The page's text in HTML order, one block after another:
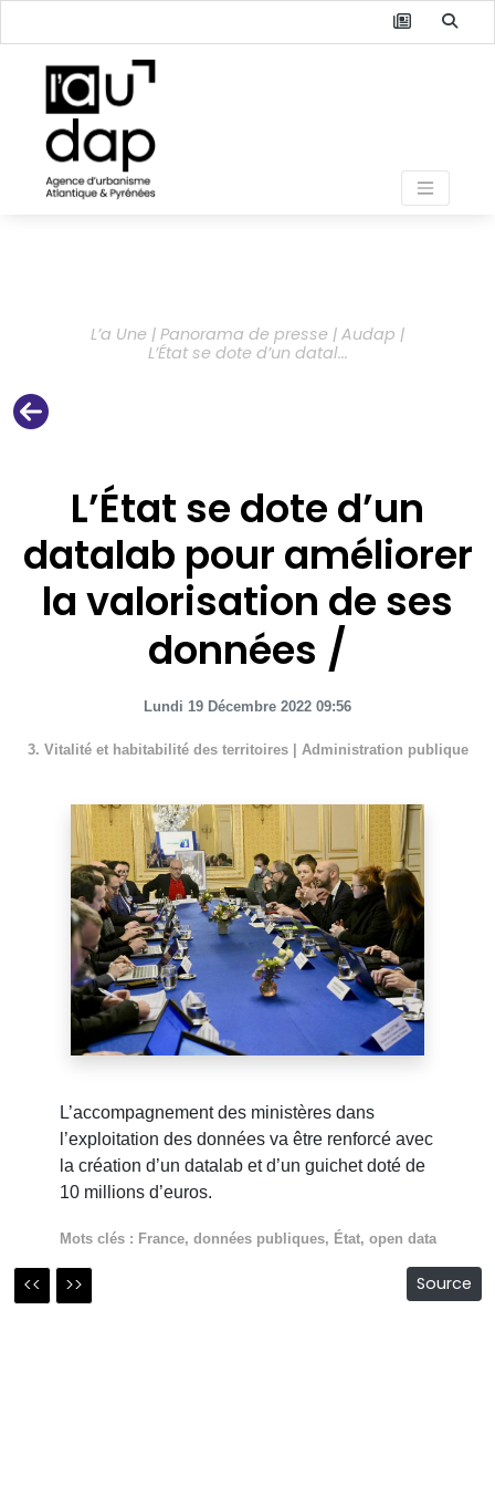
L’a Une | Panorama de presse | Audap |
L’État se dote d’un datal...
L’État se dote d’un
datalab pour améliorer
la valorisation de ses
données
Lundi 19 Décembre 2022 09:56
3. Vitalité et habitabilité des territoires | Administration publique
L’accompagnement des ministères dans
l’exploitation des données va être renforcé avec
la création d’un datalab et d’un guichet doté de
10 millions d’euros.
Mots clés : France, données publiques, État, open data
<< >> Source